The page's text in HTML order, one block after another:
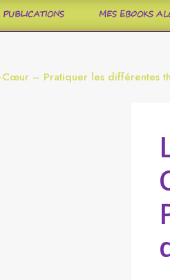
PUBLICATIONS MES EBOOKS
Cœur – Pratiquer les différentes